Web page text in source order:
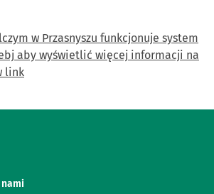
w Przasnyszu funkcjonuje system
aby wyświetlić więcej informacji na
link